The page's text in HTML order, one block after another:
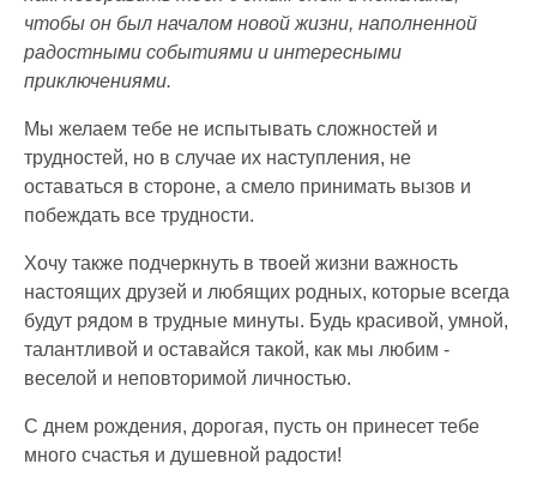
чтобы он был началом новой жизни, наполненной
радостными событиями и интересными
приключениями.
Мы желаем тебе не испытывать сложностей и
трудностей, но в случае их наступления, не
оставаться в стороне, а смело принимать вызов и
побеждать все трудности.
Хочу также подчеркнуть в твоей жизни важность
настоящих друзей и любящих родных, которые всегда
будут рядом в трудные минуты. Будь красивой, умной,
талантливой и оставайся такой, как мы любим -
веселой и неповторимой личностью.
С днем рождения, дорогая, пусть он принесет тебе
много счастья и душевной радости!